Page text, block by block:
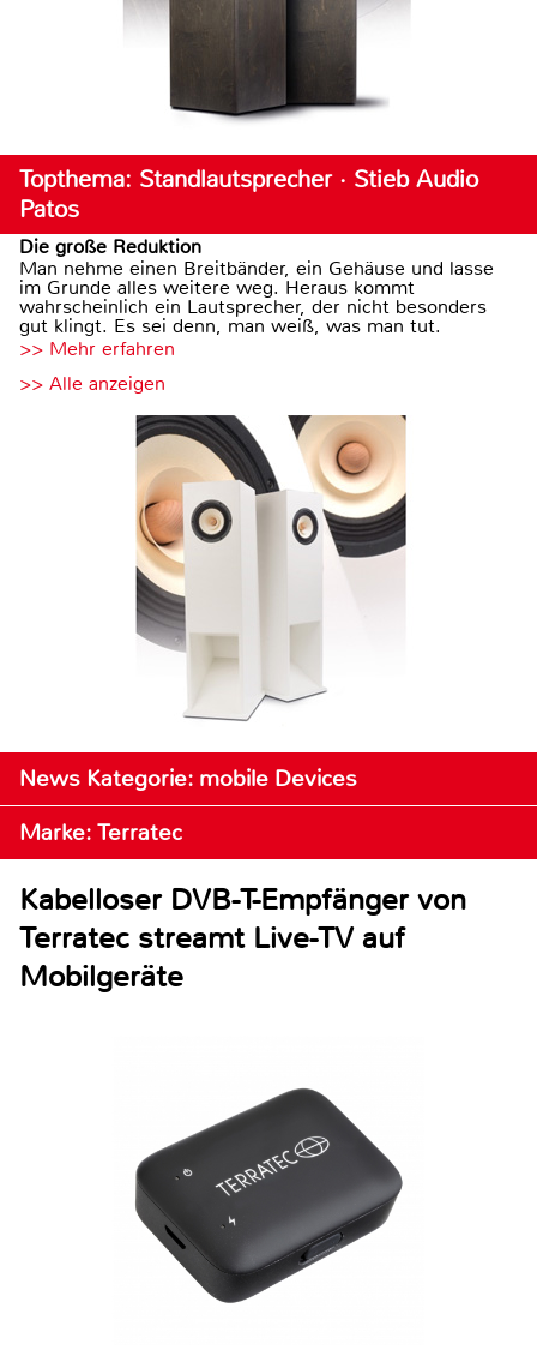
Topthema: Standlautsprecher · Stieb Audio
Patos
Die große Reduktion
Man nehme einen Breitbänder, ein Gehäuse und lasse
im Grunde alles weitere weg. Heraus kommt
wahrscheinlich ein Lautsprecher, der nicht besonders
gut klingt. Es sei denn, man weiß, was man tut.
>> Mehr erfahren
>> Alle anzeigen
News Kategorie: mobile Devices
Marke: Terratec
Kabelloser DVB-T-Empfänger von
Terratec streamt Live-TV auf
Mobilgeräte